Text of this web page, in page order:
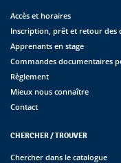
Accès et horaires
Inscription, prêt et retour des
Apprenants en stage
Commandes documentaires
Règlement
Mieux nous connaître
Contact
CHERCHER / TROUVER
Chercher dans le catalogue